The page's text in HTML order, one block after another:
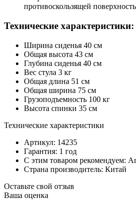
противоскользящей
Технические характеристики:
Ширина сиденья 40 см
Общая высота 43 см
Глубина сиденья 40 см
Вес стула 3 кг
Общая длина 51 см
Общая ширина 75 см
Грузоподъемность 100 кг
Высота спинки 35 см
Технические характеристики
Артикул: 14235
Гарантия: 1 год
С этим товаром рекомендуем:
Страна производитель: Китай
Оставьте свой отзыв
Ваша оценка